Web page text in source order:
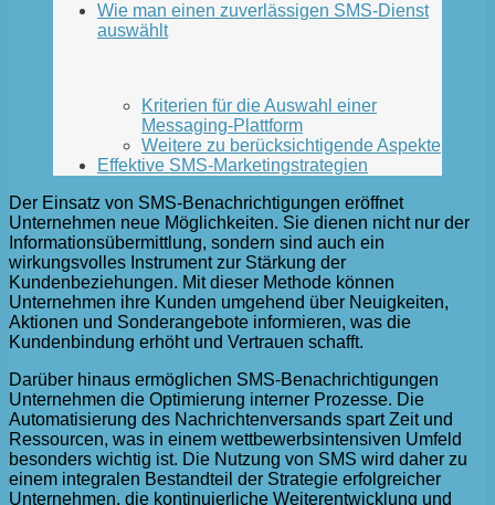
Wie man einen zuverlässigen SMS-Dienst
auswählt
Kriterien für die Auswahl einer
Messaging-Plattform
Weitere zu berücksichtigende Aspekte
Effektive SMS-Marketingstrategien
Der Einsatz von SMS-Benachrichtigungen eröffnet
Unternehmen neue Möglichkeiten. Sie dienen nicht nur der
Informationsübermittlung, sondern sind auch ein
wirkungsvolles Instrument zur Stärkung der
Kundenbeziehungen. Mit dieser Methode können
Unternehmen ihre Kunden umgehend über Neuigkeiten,
Aktionen und Sonderangebote informieren, was die
Kundenbindung erhöht und Vertrauen schafft.
Darüber hinaus ermöglichen SMS-Benachrichtigungen
Unternehmen die Optimierung interner Prozesse. Die
Automatisierung des Nachrichtenversands spart Zeit und
Ressourcen, was in einem wettbewerbsintensiven Umfeld
besonders wichtig ist. Die Nutzung von SMS wird daher zu
einem integralen Bestandteil der Strategie erfolgreicher
Unternehmen, die kontinuierliche Weiterentwicklung und